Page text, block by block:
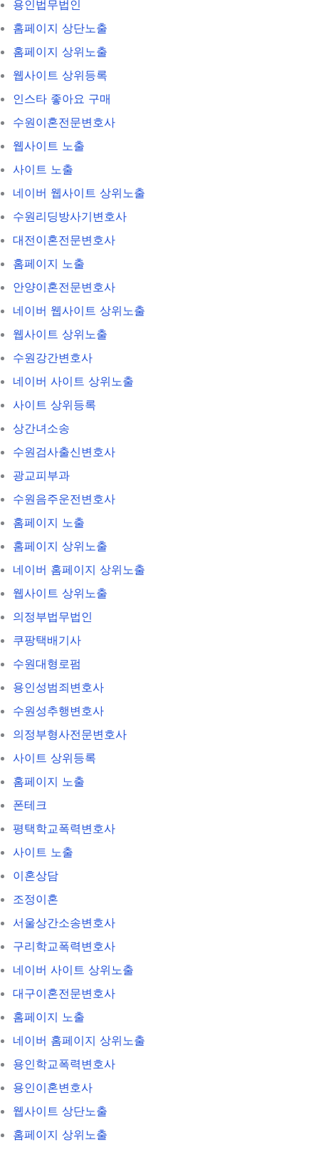
용인법무법인
홈페이지 상단노출
홈페이지 상위노출
웹사이트 상위등록
인스타 좋아요 구매
수원이혼전문변호사
웹사이트 노출
사이트 노출
네이버 웹사이트 상위노출
수원리딩방사기변호사
대전이혼전문변호사
홈페이지 노출
안양이혼전문변호사
네이버 웹사이트 상위노출
웹사이트 상위노출
수원강간변호사
네이버 사이트 상위노출
사이트 상위등록
상간녀소송
수원검사출신변호사
광교피부과
수원음주운전변호사
홈페이지 노출
홈페이지 상위노출
네이버 홈페이지 상위노출
웹사이트 상위노출
의정부법무법인
쿠팡택배기사
수원대형로펌
용인성범죄변호사
수원성추행변호사
의정부형사전문변호사
사이트 상위등록
홈페이지 노출
폰테크
평택학교폭력변호사
사이트 노출
이혼상담
조정이혼
서울상간소송변호사
구리학교폭력변호사
네이버 사이트 상위노출
대구이혼전문변호사
홈페이지 노출
네이버 홈페이지 상위노출
용인학교폭력변호사
용인이혼변호사
웹사이트 상단노출
홈페이지 상위노출